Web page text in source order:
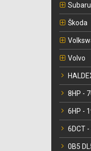
Subaru
Škoda
Volvo
8HP -
6HP -
6DCT -
0B5